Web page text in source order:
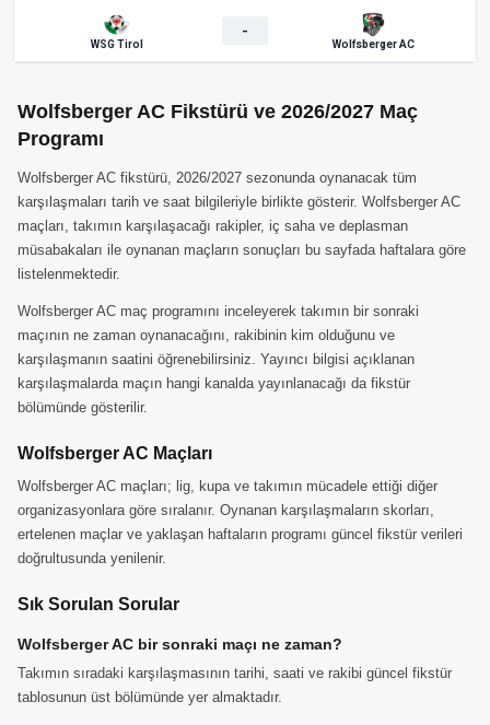
WSG Tirol
-
Wolfsberger AC
Wolfsberger AC Fikstürü ve 2026/2027 Maç
Programı
Wolfsberger AC fikstürü, 2026/2027 sezonunda oynanacak tüm
karşılaşmaları tarih ve saat bilgileriyle birlikte gösterir. Wolfsberger AC
maçları, takımın karşılaşacağı rakipler, iç saha ve deplasman
müsabakaları ile oynanan maçların sonuçları bu sayfada haftalara göre
listelenmektedir.
Wolfsberger AC maç programını inceleyerek takımın bir sonraki
maçının ne zaman oynanacağını, rakibinin kim olduğunu ve
karşılaşmanın saatini öğrenebilirsiniz. Yayıncı bilgisi açıklanan
karşılaşmalarda maçın hangi kanalda yayınlanacağı da fikstür
bölümünde gösterilir.
Wolfsberger AC Maçları
Wolfsberger AC maçları; lig, kupa ve takımın mücadele ettiği diğer
organizasyonlara göre sıralanır. Oynanan karşılaşmaların skorları,
ertelenen maçlar ve yaklaşan haftaların programı güncel fikstür verileri
doğrultusunda yenilenir.
Sık Sorulan Sorular
Wolfsberger AC bir sonraki maçı ne zaman?
Takımın sıradaki karşılaşmasının tarihi, saati ve rakibi güncel fikstür
tablosunun üst bölümünde yer almaktadır.